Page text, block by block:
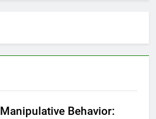
Manipulative Behavior: